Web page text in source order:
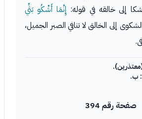
إلى خالقه في قوله: إِنَّمَا أَشْكُو بَثِّي
إلى الخالق لا تنافي الصبر الجميل،
صفحة رقم 394